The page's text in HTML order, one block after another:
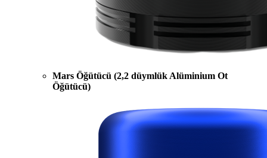
Mars Öğütücü (2,2 düymlük Alüminium Ot
Öğütücü)